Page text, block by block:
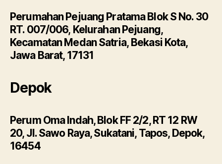
Perumahan Pejuang Pratama Blok S No. 30
RT. 007/006, Kelurahan Pejuang,
Kecamatan Medan Satria, Bekasi Kota,
Jawa Barat, 17131
Depok
Perum Oma Indah, Blok FF 2/2, RT 12 RW
20, Jl. Sawo Raya, Sukatani, Tapos, Depok,
16454